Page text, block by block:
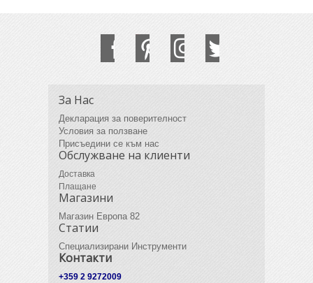
За Нас
Декларация за поверителност
Условия за ползване
Присъедини се към нас
Обслужване на клиенти
Доставка
Плащане
Магазини
Магазин Европа 82
Статии
Специализирани Инструменти
Контакти
+359 2 9272009